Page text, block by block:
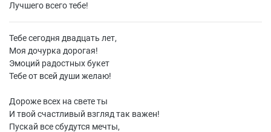
Лучшего всего тебе!
Тебе сегодня двадцать лет,
Моя дочурка дорогая!
Эмоций радостных букет
Тебе от всей души желаю!
Дороже всех на свете ты
И твой счастливый взгляд так важен!
Пускай все сбудутся мечты,